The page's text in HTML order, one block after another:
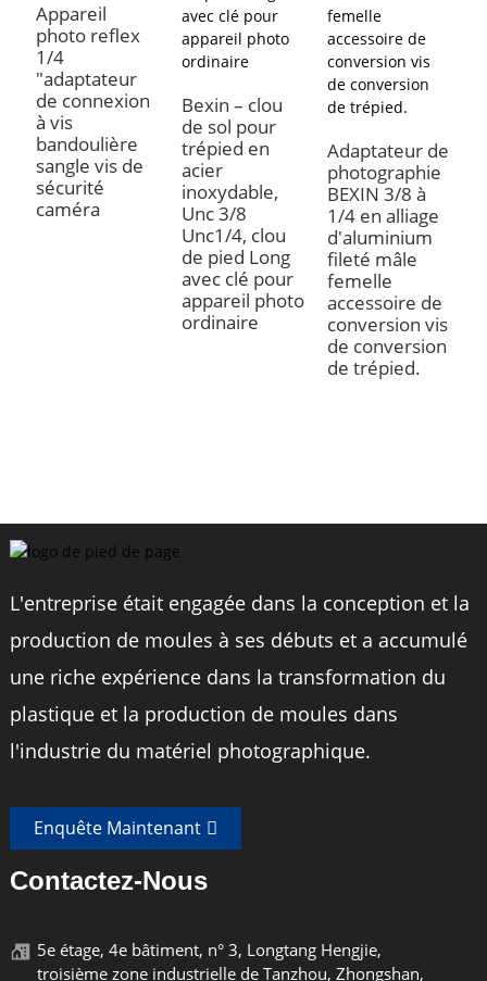
Appareil
photo reflex
1/4
"adaptateur
de connexion
à vis
bandoulière
sangle vis de
sécurité
caméra
Bexin – clou
de sol pour
trépied en
acier
inoxydable,
Unc 3/8
Unc1/4, clou
de pied Long
avec clé pour
appareil photo
ordinaire
Adaptateur de
photographie
BEXIN 3/8 à
1/4 en alliage
d'aluminium
fileté mâle
femelle
accessoire de
conversion vis
de conversion
de trépied.
L'entreprise était engagée dans la conception et la
production de moules à ses débuts et a accumulé
une riche expérience dans la transformation du
plastique et la production de moules dans
l'industrie du matériel photographique.
Enquête Maintenant
Contactez-Nous
5e étage, 4e bâtiment, n° 3, Longtang Hengjie,
troisième zone industrielle de Tanzhou, Zhongshan,